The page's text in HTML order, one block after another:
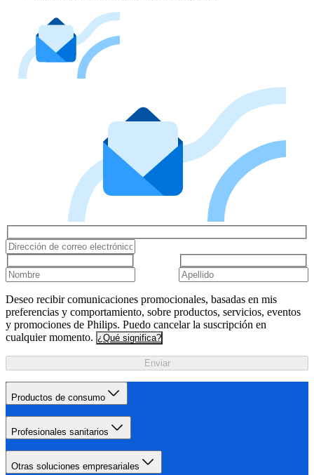
Deseo recibir comunicaciones promocionales, basadas en mis
preferencias y comportamiento, sobre productos, servicios, eventos
y promociones de Philips. Puedo cancelar la suscripción en
cualquier momento. ¿Qué significa?
Enviar
Productos de consumo
Profesionales sanitarios
Otras soluciones empresariales